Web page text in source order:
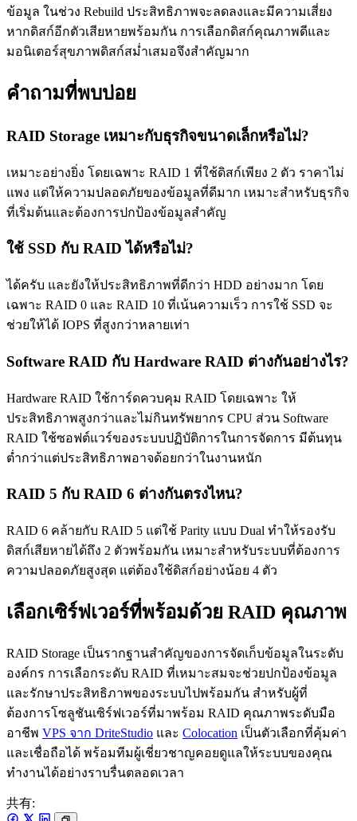
ข้อมูล ในช่วง Rebuild ประสิทธิภาพจะลดลงและมีความเสี่ยง
หากดิสก์อีกตัวเสียหายพร้อมกัน การเลือกดิสก์คุณภาพดีและ
มอนิเตอร์สุขภาพดิสก์สม่ำเสมอจึงสำคัญมาก
คำถามที่พบบ่อย
RAID Storage เหมาะกับธุรกิจขนาดเล็กหรือไม่?
เหมาะอย่างยิ่ง โดยเฉพาะ RAID 1 ที่ใช้ดิสก์เพียง 2 ตัว ราคาไม่
แพง แต่ให้ความปลอดภัยของข้อมูลที่ดีมาก เหมาะสำหรับธุรกิจ
ที่เริ่มต้นและต้องการปกป้องข้อมูลสำคัญ
ใช้ SSD กับ RAID ได้หรือไม่?
ได้ครับ และยังให้ประสิทธิภาพที่ดีกว่า HDD อย่างมาก โดย
เฉพาะ RAID 0 และ RAID 10 ที่เน้นความเร็ว การใช้ SSD จะ
ช่วยให้ได้ IOPS ที่สูงกว่าหลายเท่า
Software RAID กับ Hardware RAID ต่างกันอย่างไร?
Hardware RAID ใช้การ์ดควบคุม RAID โดยเฉพาะ ให้
ประสิทธิภาพสูงกว่าและไม่กินทรัพยากร CPU ส่วน Software
RAID ใช้ซอฟต์แวร์ของระบบปฏิบัติการในการจัดการ มีต้นทุน
ต่ำกว่าแต่ประสิทธิภาพอาจด้อยกว่าในงานหนัก
RAID 5 กับ RAID 6 ต่างกันตรงไหน?
RAID 6 คล้ายกับ RAID 5 แต่ใช้ Parity แบบ Dual ทำให้รองรับ
ดิสก์เสียหายได้ถึง 2 ตัวพร้อมกัน เหมาะสำหรับระบบที่ต้องการ
ความปลอดภัยสูงสุด แต่ต้องใช้ดิสก์อย่างน้อย 4 ตัว
เลือกเซิร์ฟเวอร์ที่พร้อมด้วย RAID คุณภาพ
RAID Storage เป็นรากฐานสำคัญของการจัดเก็บข้อมูลในระดับ
องค์กร การเลือกระดับ RAID ที่เหมาะสมจะช่วยปกป้องข้อมูล
และรักษาประสิทธิภาพของระบบไปพร้อมกัน สำหรับผู้ที่
ต้องการโซลูชันเซิร์ฟเวอร์ที่มาพร้อม RAID คุณภาพระดับมือ
อาชีพ VPS จาก DriteStudio และ Colocation เป็นตัวเลือกที่คุ้มค่า
และเชื่อถือได้ พร้อมทีมผู้เชี่ยวชาญคอยดูแลให้ระบบของคุณ
ทำงานได้อย่างราบรื่นตลอดเวลา
共有: